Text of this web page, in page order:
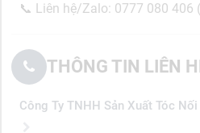
📞 Liên hệ/Zalo: 0777 080 406
THÔNG TIN LIÊN
Công Ty TNHH Sản Xuất Tóc